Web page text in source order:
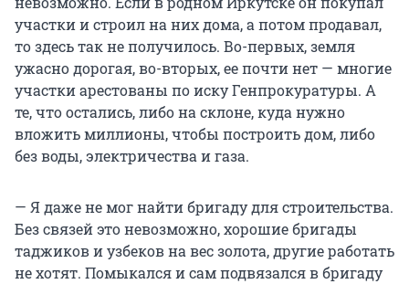
участки и строил на них дома, а потом продавал,
то здесь так не получилось. Во-первых, земля
ужасно дорогая, во-вторых, ее почти нет — многие
участки арестованы по иску Генпрокуратуры. А
те, что остались, либо на склоне, куда нужно
вложить миллионы, чтобы построить дом, либо
без воды, электричества и газа.
— Я даже не мог найти бригаду для строительства.
Без связей это невозможно, хорошие бригады
таджиков и узбеков на вес золота, другие работать
не хотят. Помыкался и сам подвязался в бригаду